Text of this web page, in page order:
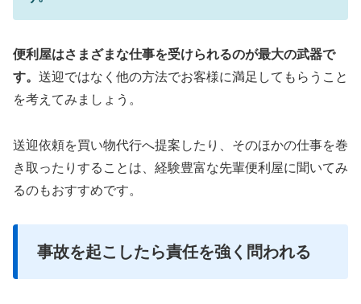
便利屋はさまざまな仕事を受けられるのが最大の武器で
す。 送迎ではなく他の方法でお客様に満足してもらうこと
を考えてみましょう。
送迎依頼を買い物代行へ提案したり、そのほかの仕事を巻
き取ったりすることは、経験豊富な先輩便利屋に聞いてみ
るのもおすすめです。
事故を起こしたら責任を強く問われる